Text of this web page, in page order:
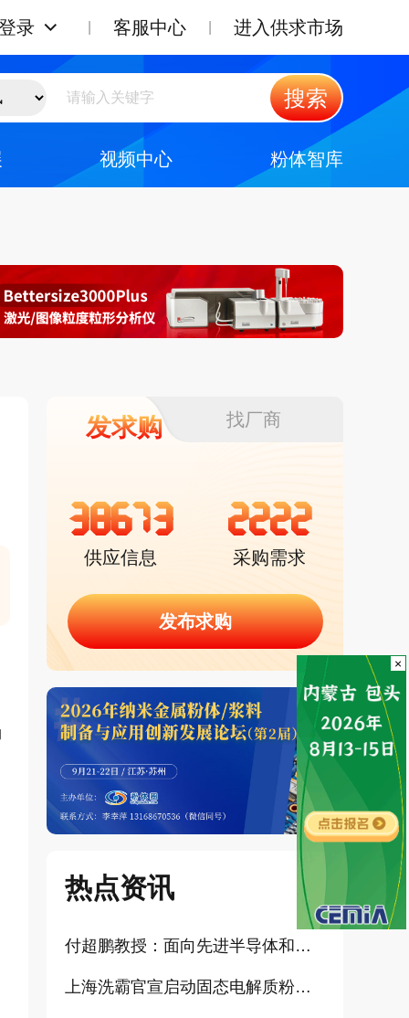
录 客服中心 进入供求市场
搜索
视频中心 粉体智库
发求购 找厂商
38673
供应信息
2222
采购需求
发布求购
热点资讯
付超鹏教授：面向先进半导体和大健康产业的高纯超细氧化铝研发（报告）
上海洗霸官宣启动固态电解质粉体产业化项目
×